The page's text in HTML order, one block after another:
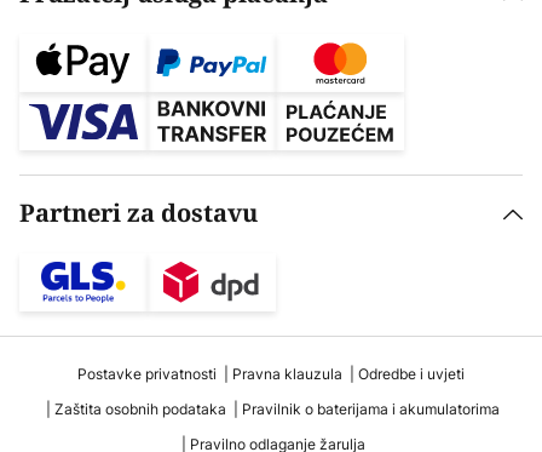
Partneri za dostavu
Postavke privatnosti Pravna klauzula
Odredbe i uvjeti
Zaštita osobnih podataka
Pravilnik o baterijama i akumulatorima
Pravilno odlaganje žarulja